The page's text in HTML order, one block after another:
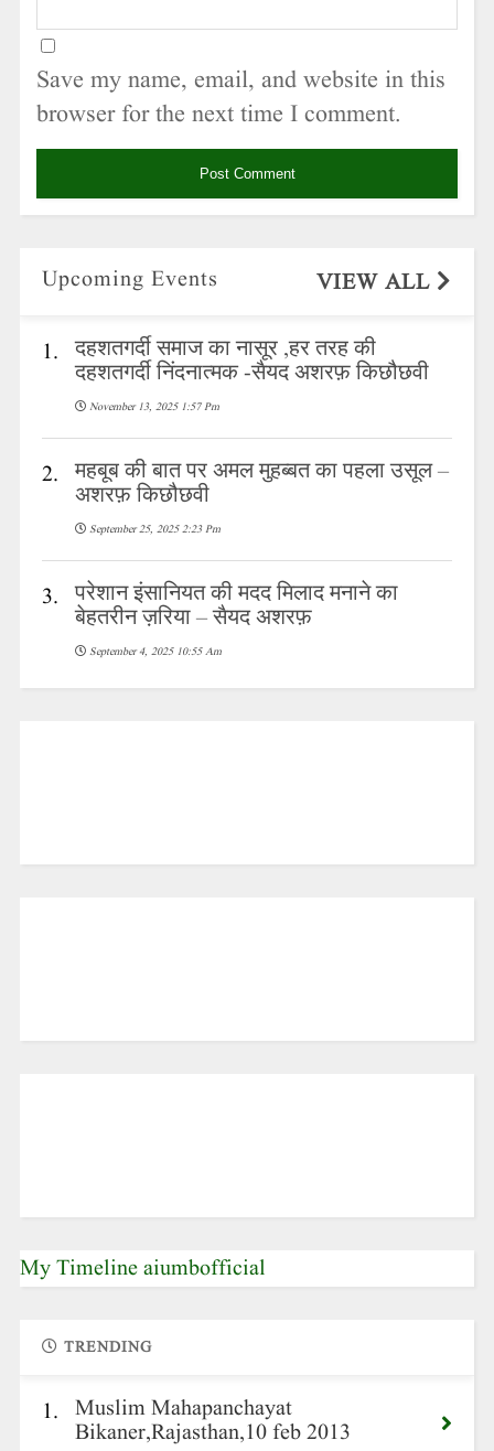
Save my name, email, and website in this
browser for the next time I comment.
Upcoming Events VIEW ALL
1. दहशतगर्दी समाज का नासूर ,हर तरह की
दहशतगर्दी निंदनात्मक -सैयद अशरफ़ किछौछवी
November 13, 2025 1:57 Pm
2. महबूब की बात पर अमल मुहब्बत का पहला उसूल –
अशरफ़ किछौछवी
September 25, 2025 2:23 Pm
3. परेशान इंसानियत की मदद मिलाद मनाने का
बेहतरीन ज़रिया – सैयद अशरफ़
September 4, 2025 10:55 Am
My Timeline aiumbofficial
TRENDING
1. Muslim Mahapanchayat
Bikaner,Rajasthan,10 feb 2013